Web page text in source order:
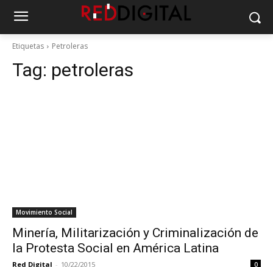
Etiquetas Petroleras
Tag: petroleras
Movimiento Social
Minería, Militarización y Criminalización de
la Protesta Social en América Latina
Red Digital - 10/22/2015 0